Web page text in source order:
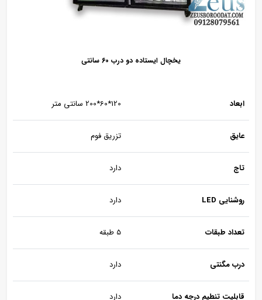
یخچال ایستاده دو درب 60 سانتی
ابعاد 120*60*200 سانتی متر
عایق تزریق فوم
تاج دارد
روشنایی LED دارد
تعداد طبقات 5 طبقه
درب مگنتی دارد
قابلیت تنطیم درجه دما دارد